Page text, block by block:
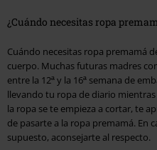
¿Cuándo necesitas ropa
Cuándo necesitas ropa premamá
cuerpo. Muchas futuras madres
entre la 12ª y la 16ª semana de
llevando tu ropa de diario
la ropa se te empieza a cortar, te
de pasarte a la ropa premamá. En
supuesto, aconsejarte al respecto.